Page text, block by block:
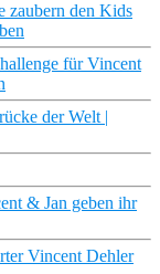
zaubern den Kids
für Vincent
der Welt |
& Jan geben ihr
Vincent Dehler